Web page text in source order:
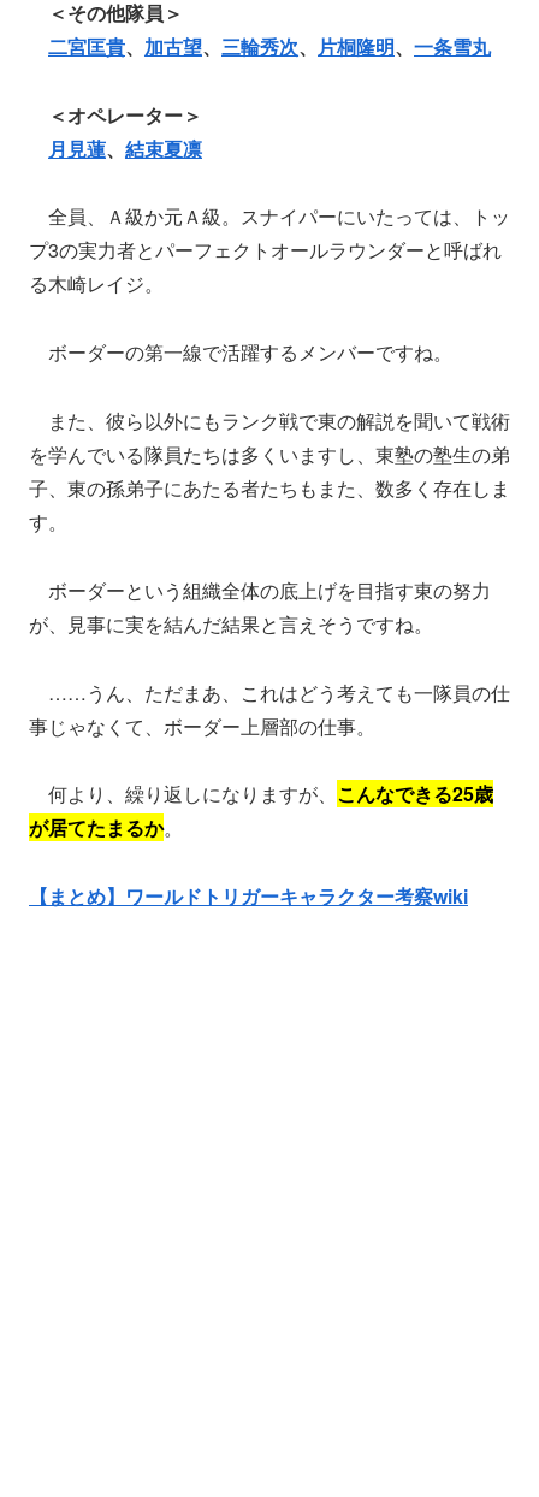
＜その他隊員＞
二宮匡貴、 加古望、 三輪秀次、 片桐隆明、 一条雪丸
＜オペレーター＞
月見蓮、 結束夏凛
全員、Ａ級か元Ａ級。スナイパーにいたっては、トッ
プ3の実力者とパーフェクトオールラウンダーと呼ばれ
る木崎レイジ。
ボーダーの第一線で活躍するメンバーですね。
また、彼ら以外にもランク戦で東の解説を聞いて戦術
を学んでいる隊員たちは多くいますし、東塾の塾生の弟
子、東の孫弟子にあたる者たちもまた、数多く存在しま
す。
ボーダーという組織全体の底上げを目指す東の努力
が、見事に実を結んだ結果と言えそうですね。
……うん、ただまあ、これはどう考えても一隊員の仕
事じゃなくて、ボーダー上層部の仕事。
何より、繰り返しになりますが、 こんなできる25歳
が居てたまるか。
【まとめ】ワールドトリガーキャラクター考察wiki